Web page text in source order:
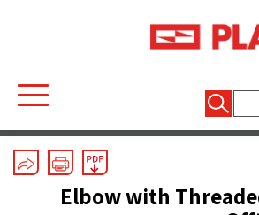
Mechanical Fittings/
90° Elbow with